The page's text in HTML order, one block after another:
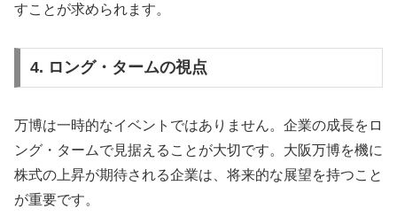
すことが求められます。
4. ロング・タームの視点
万博は一時的なイベントではありません。企業の成長をロ
ング・タームで見据えることが大切です。大阪万博を機に
株式の上昇が期待される企業は、将来的な展望を持つこと
が重要です。